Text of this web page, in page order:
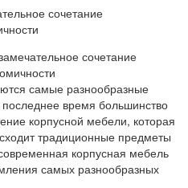
самые разнообразные
время большинство
корпусной мебели, которая
традиционные предметы
корпусная мебель
самых разнообразных